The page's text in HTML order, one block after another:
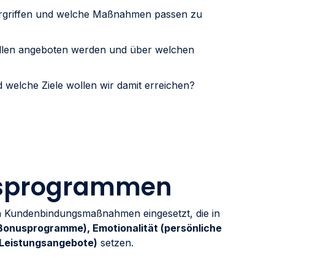
und welche Maßnahmen passen zu
angeboten werden und über welchen
Ziele wollen wir damit erreichen?
eingesetzt, die in
Emotionalität (persönliche
setzen.